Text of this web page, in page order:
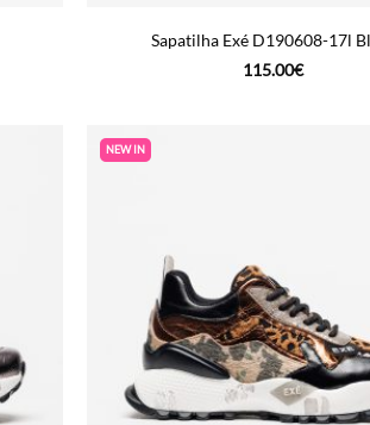
Sapatilha Exé D190608-17l
115.00€
NEW IN